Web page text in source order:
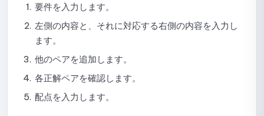
要件を入力します。
左側の内容と、それに対応する右側の内容を入力し
ます。
他のペアを追加します。
各正解ペアを確認します。
配点を入力します。